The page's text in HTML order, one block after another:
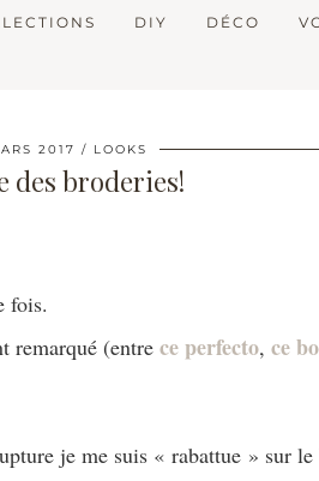
DIY DÉCO
2017 LOOKS
des broderies!
fois.
remarqué (entre ce perfecto, ce
je me suis « rabattue » sur